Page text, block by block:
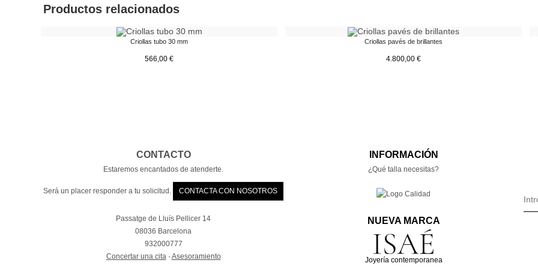
Productos relacionados
Criollas tubo 30 mm
566,00€
Criollas pavés de brillantes
4.800,00 €
CONTACTO
Estaremos encantados de atenderte.
Será un placer responder a tu solicitud. CONTACTA CON NOSOTROS
Passatge de Lluís Pellicer 14
08036 Barcelona
932000777
Concertar una cita · Asesoramiento
INFORMACIÓN
¿Qué talla necesitas?
NUEVA MARCA
Joyería contemporanea